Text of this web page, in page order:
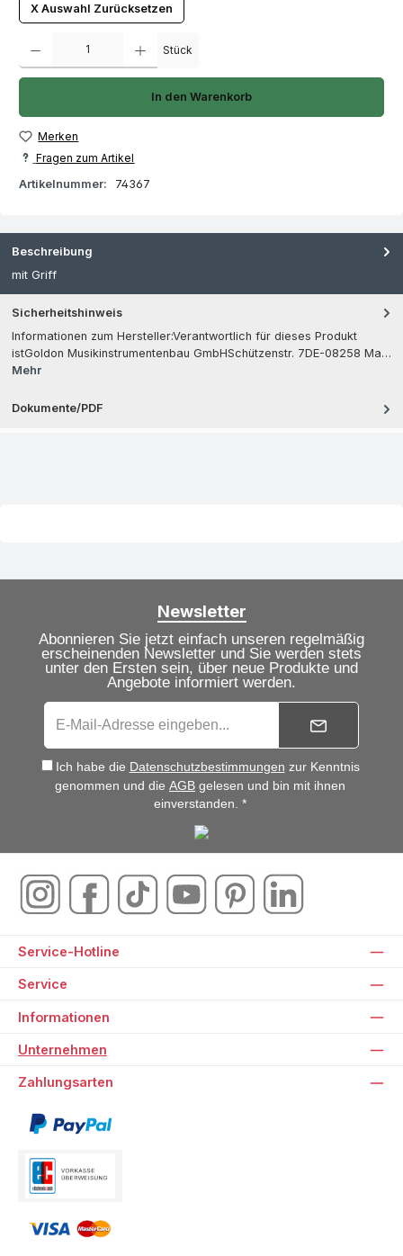
X Auswahl Zurücksetzen
Stück
In den Warenkorb
Merken
Fragen zum Artikel
Artikelnummer:
74367
Beschreibung
mit Griff
Sicherheitshinweis
Informationen zum Hersteller:Verantwortlich für dieses Produkt
istGoldon Musikinstrumentenbau GmbHSchützenstr. 7DE-08258 Ma…
Mehr
Dokumente/PDF
Newsletter
Abonnieren Sie jetzt einfach unseren regelmäßig
erscheinenden Newsletter und Sie werden stets
unter den Ersten sein, über neue Produkte und
Angebote informiert werden.
Ich habe die Datenschutzbestimmungen zur Kenntnis
genommen und die AGB gelesen und bin mit ihnen
einverstanden. *
Service-Hotline
Service
Informationen
Unternehmen
Zahlungsarten